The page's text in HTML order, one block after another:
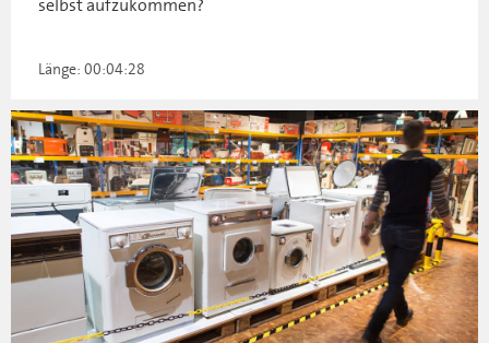
selbst aufzukommen?
Länge: 00:04:28